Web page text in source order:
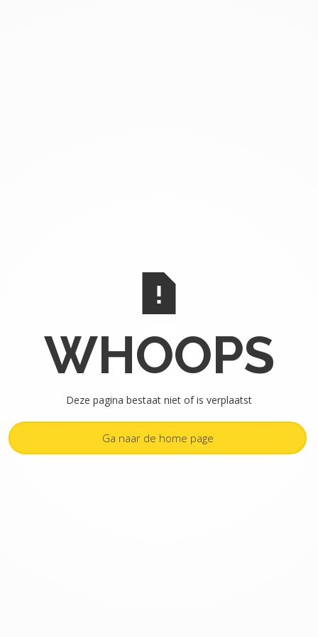
WHOOPS
Deze pagina bestaat niet of is verplaatst
Ga naar de home page